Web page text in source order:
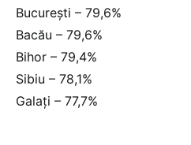
București – 79,6%
Bacău – 79,6%
Bihor – 79,4%
Sibiu – 78,1%
Galați – 77,7%